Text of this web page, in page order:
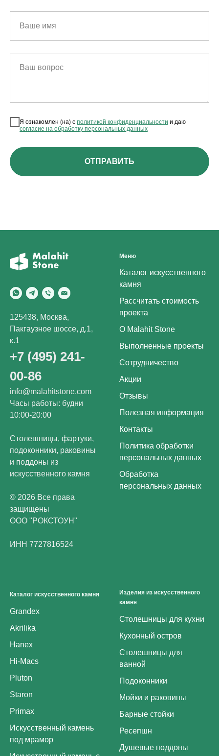
Ваше имя
Ваш вопрос
Я ознакомлен (на) с политикой конфиденциальности и даю
согласие на обработку персональных данных
ОТПРАВИТЬ
125438, Москва,
Пакгаузное шоссе, д.1,
к.1
+7 (495) 241-
00-86
info@malahitstone.com
Часы работы: будни
10:00-20:00
Столешницы, фартуки,
подоконники, раковины
и поддоны из
искусственного камня
© 2026 Все права
защищены
ООО "РОКСТОУН"
ИНН 7727816524
Меню
Каталог искусственного
камня
Рассчитать стоимость
проекта
О Malahit Stone
Выполненные проекты
Сотрудничество
Акции
Отзывы
Полезная информация
Контакты
Политика обработки
персональных данных
Обработка
персональных данных
Каталог искусственного камня
Grandex
Akrilika
Hanex
Hi-Macs
Pluton
Staron
Primax
Искусственный камень
под мрамор
Изделия из искусственного
камня
Столешницы для кухни
Кухонный остров
Столешницы для
ванной
Подоконники
Мойки и раковины
Барные стойки
Ресепшн
Душевые поддоны